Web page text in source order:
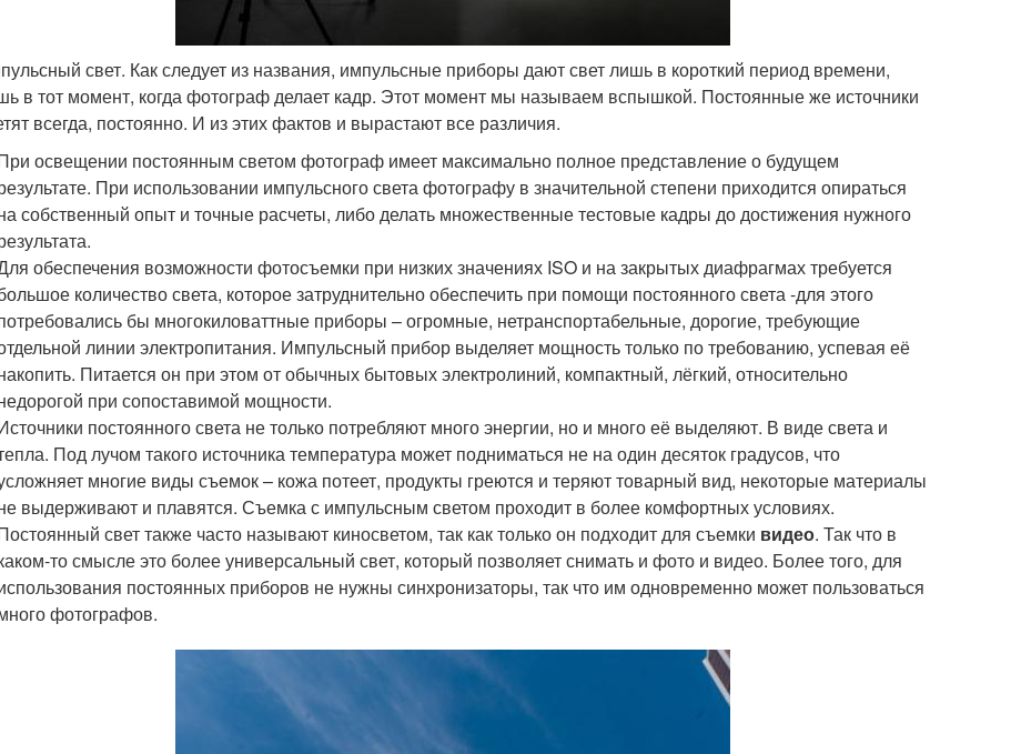
свет. Как следует из названия, импульсные приборы дают свет лишь в короткий период времени,
в тот момент, когда фотограф делает кадр. Этот момент мы называем вспышкой. Постоянные же источники
всегда, постоянно. И из этих фактов и вырастают все различия.
освещении постоянным светом фотограф имеет максимально полное представление о будущем
При использовании импульсного света фотографу в значительной степени приходится опираться
собственный опыт и точные расчеты, либо делать множественные тестовые кадры до достижения нужного
обеспечения возможности фотосъемки при низких значениях ISO и на закрытых диафрагмах требуется
количество света, которое затруднительно обеспечить при помощи постоянного света -для этого
бы многокиловаттные приборы – огромные, нетранспортабельные, дорогие, требующие
линии электропитания. Импульсный прибор выделяет мощность только по требованию, успевая её
Питается он при этом от обычных бытовых электролиний, компактный, лёгкий, относительно
при сопоставимой мощности.
постоянного света не только потребляют много энергии, но и много её выделяют. В виде света и
Под лучом такого источника температура может подниматься не на один десяток градусов, что
многие виды съемок – кожа потеет, продукты греются и теряют товарный вид, некоторые материалы
выдерживают и плавятся. Съемка с импульсным светом проходит в более комфортных условиях.
свет также часто называют киносветом, так как только он подходит для съемки видео. Так что в
то смысле это более универсальный свет, который позволяет снимать и фото и видео. Более того, для
постоянных приборов не нужны синхронизаторы, так что им одновременно может пользоваться
фотографов.